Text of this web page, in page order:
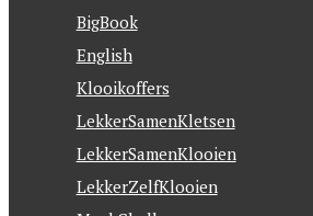
BigBook
English
Klooikoffers
LekkerSamenKletsen
LekkerSamenKlooien
LekkerZelfKlooien